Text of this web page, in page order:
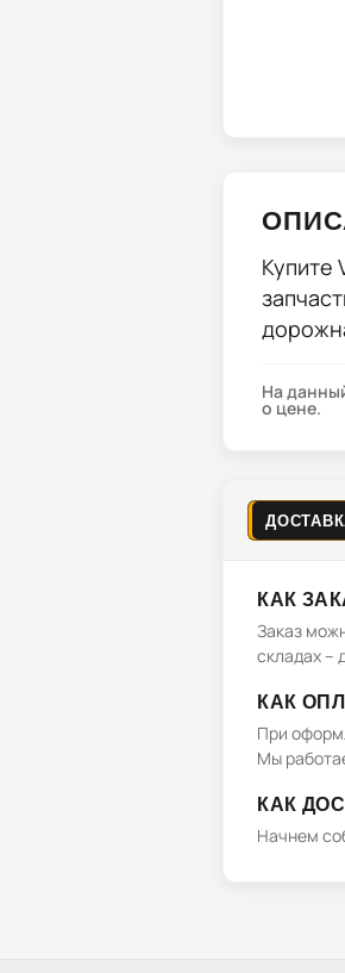
Купите
На
о цене.
КАК
Заказ
складах –
КАК
При
Мы
КАК
Начнем